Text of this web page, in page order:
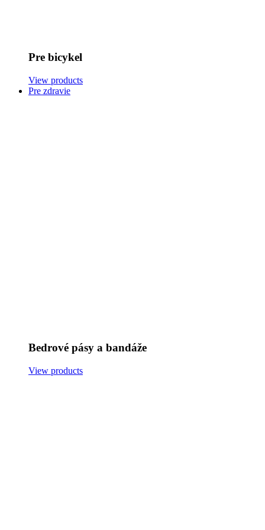
Pre bicykel
View products
Pre zdravie
Bedrové pásy a bandáže
View products